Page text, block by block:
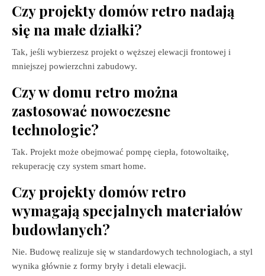
Czy projekty domów retro nadają
się na małe działki?
Tak, jeśli wybierzesz projekt o węższej elewacji frontowej i
mniejszej powierzchni zabudowy.
Czy w domu retro można
zastosować nowoczesne
technologie?
Tak. Projekt może obejmować pompę ciepła, fotowoltaikę,
rekuperację czy system smart home.
Czy projekty domów retro
wymagają specjalnych materiałów
budowlanych?
Nie. Budowę realizuje się w standardowych technologiach, a styl
wynika głównie z formy bryły i detali elewacji.